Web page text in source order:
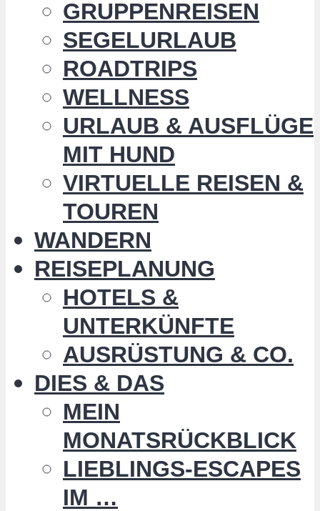
GRUPPENREISEN
SEGELURLAUB
ROADTRIPS
WELLNESS
URLAUB & AUSFLÜGE
MIT HUND
VIRTUELLE REISEN &
TOUREN
WANDERN
REISEPLANUNG
HOTELS &
UNTERKÜNFTE
AUSRÜSTUNG & CO.
DIES & DAS
MEIN
MONATSRÜCKBLICK
LIEBLINGS-ESCAPES
IM …